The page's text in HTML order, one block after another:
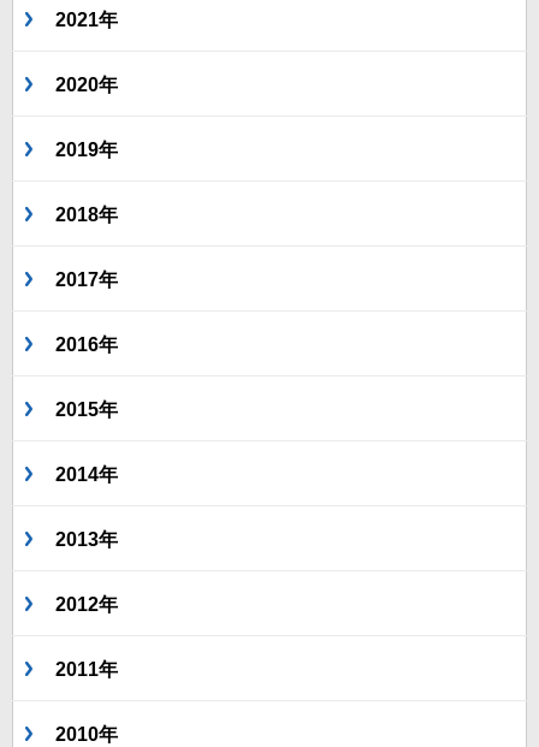
2021年
2020年
2019年
2018年
2017年
2016年
2015年
2014年
2013年
2012年
2011年
2010年